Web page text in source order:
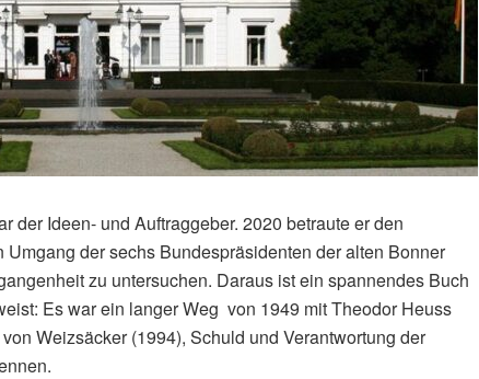
der Ideen- und Auftraggeber. 2020 betraute er den
der sechs Bundespräsidenten der alten Bonner
zu untersuchen. Daraus ist ein spannendes Buch
Es war ein langer Weg von 1949 mit Theodor Heuss
Weizsäcker (1994), Schuld und Verantwortung der